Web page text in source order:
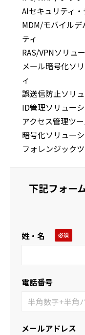
AIセキュリティ
MDM/モバイル
ティ
RAS/VPNソリュ
メール暗号化ソ
ィ
誤送信防止ソリ
ID管理ソリュー
アクセス管理ツ
暗号化ソリュー
フォレンジック
下記フォー
姓・名
電話番号
メールアドレス